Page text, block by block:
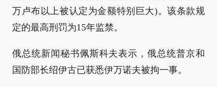
万卢布以上被认定为金额特别巨大)。该条款规
定的最高刑罚为15年监禁。
俄总统新闻秘书佩斯科夫表示，俄总统普京和
国防部长绍伊古已获悉伊万诺夫被拘一事。